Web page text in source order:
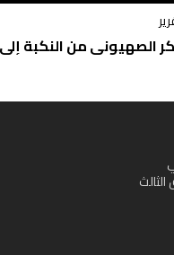
الصهيوني من النكبة إلى